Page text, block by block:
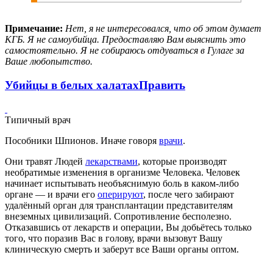
Примечание: Нет, я не интересовался, что об этом думает
КГБ. Я не самоубийца. Предоставляю Вам выяснить это
самостоятельно. Я не собираюсь отдуваться в Гулаге за
Ваше любопытство.
Убийцы в белых халатахПравить
Типичный врач
Пособники Шпионов. Иначе говоря врачи.
Они травят Людей лекарствами, которые производят
необратимые изменения в организме Человека. Человек
начинает испытывать необъяснимую боль в каком-либо
органе — и врачи его оперируют, после чего забирают
удалённый орган для трансплантации представителям
внеземных цивилизаций. Сопротивление бесполезно.
Отказавшись от лекарств и операции, Вы добьётесь только
того, что поразив Вас в голову, врачи вызовут Вашу
клиническую смерть и заберут все Ваши органы оптом.